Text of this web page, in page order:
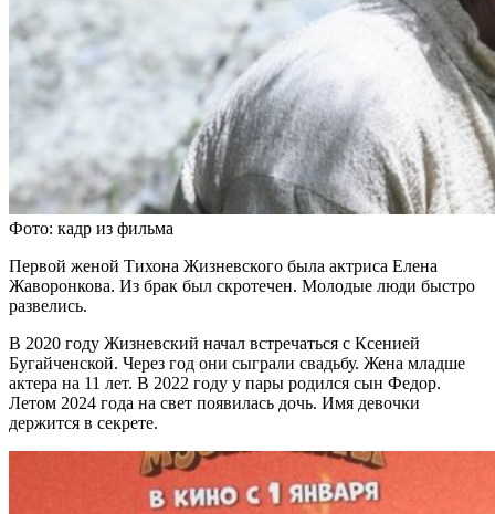
Фото: кадр из фильма
Первой женой Тихона Жизневского была актриса Елена
Жаворонкова. Из брак был скротечен. Молодые люди быстро
развелись.
В 2020 году Жизневский начал встречаться с Ксенией
Бугайченской. Через год они сыграли свадьбу. Жена младше
актера на 11 лет. В 2022 году у пары родился сын Федор.
Летом 2024 года на свет появилась дочь. Имя девочки
держится в секрете.